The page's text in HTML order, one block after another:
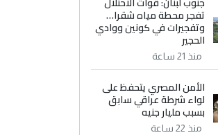
تفجر محطة مياه شقرا…
وتفجيرات في كونين ووادي
الحجير
منذ 21 ساعة
الأمن المصري يتحفظ على
لواء شرطة عراقي سابق
بسبب مليار جنيه
منذ 22 ساعة